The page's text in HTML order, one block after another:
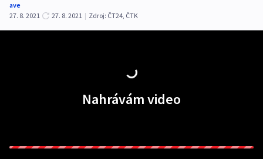
ave
27. 8. 2021
27. 8. 2021 | Zdroj: ČT24, ČTK
Nahrávám video